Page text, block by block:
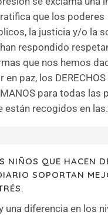
que los poderes
la justicia y/o la
respondido
que nos hemos
en paz, los DERECHOS
para todas las
están recogidos en
NIÑOS QUE HACEN
SOPORTAN
una diferencia en los